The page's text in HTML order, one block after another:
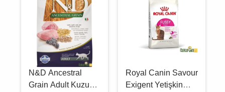
N&D Ancestral
Grain Adult Kuzu
Royal Canin Savour
Exigent Yetişkin